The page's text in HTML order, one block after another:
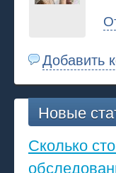
Добавить
Новые
Сколько